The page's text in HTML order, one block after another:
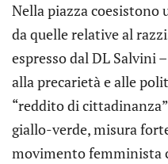
Nella piazza
da quelle relative al
espresso dal DL Salvini
alla precarietà e alle
“reddito di
giallo-verde, misura
movimento femminista